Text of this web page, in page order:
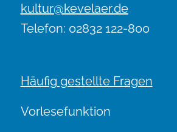
kultur@kevelaer.de
Telefon: 02832 122-800
Häufig gestellte Fragen
Vorlesefunktion